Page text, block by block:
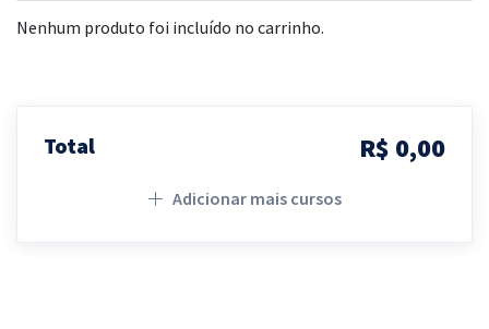
Nenhum produto foi incluído no carrinho.
Total R$ 0,00
Adicionar mais cursos